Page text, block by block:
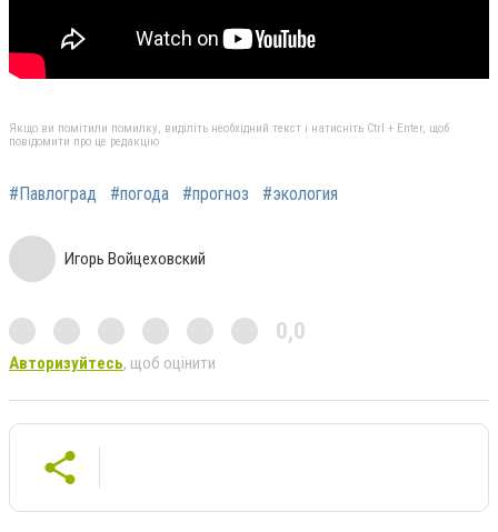
Якщо ви помітили помилку, виділіть необхідний текст і натисніть Ctrl + Enter, щоб
повідомити про це редакцію
#Павлоград #погода #прогноз #экология
Игорь Войцеховский
0,0
Авторизуйтесь, щоб оцінити